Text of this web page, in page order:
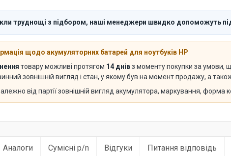
труднощі з підбором, наші менеджери швидко допоможуть
щодо акумуляторних батарей для ноутбуків HP
товару можливі протягом 14 днівз моменту покупки за умови,
зовнішній вигляд і стан, у якому був на момент продажу, а
від партії зовнішній вигляд акумулятора, маркування, форма
Аналоги Сумісні p/n Відгуки Питання відповідь